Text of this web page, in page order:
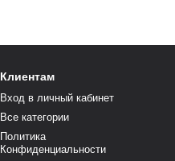
Клиентам
Вход в личный кабинет
Все категории
Политика
Конфиденциальности